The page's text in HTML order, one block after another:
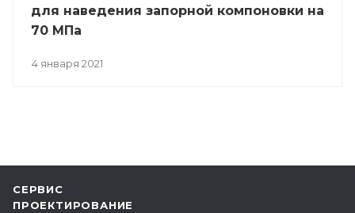
для наведения запорной компоновки на
70 МПа
4 января 2021
СЕРВИС
ПРОЕКТИРОВАНИЕ